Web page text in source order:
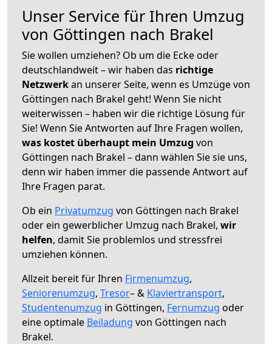
Unser Service für Ihren Umzug
von Göttingen nach Brakel
Sie wollen umziehen? Ob um die Ecke oder
deutschlandweit – wir haben das richtige
Netzwerkan unserer Seite, wenn es Umzüge von
Göttingen nach Brakel geht! Wenn Sie nicht
weiterwissen – haben wir die richtige Lösung für
Sie! Wenn Sie Antworten auf Ihre Fragen wollen,
was kostet überhaupt mein Umzug von
Göttingen nach Brakel – dann wählen Sie sie uns,
denn wir haben immer die passende Antwort auf
Ihre Fragen parat.
Ob ein Privatumzug von Göttingen nach Brakel
oder ein gewerblicher Umzug nach Brakel, wir
helfen, damit Sie problemlos und stressfrei
umziehen können.
Allzeit bereit für Ihren Firmenumzug,
Seniorenumzug, Tresor– & Klaviertransport,
Studentenumzug in Göttingen, Fernumzug oder
eine optimale Beiladung von Göttingen nach
Brakel.